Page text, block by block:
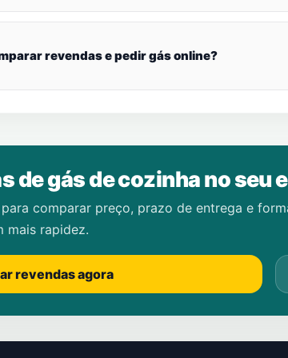
revendas e pedir gás online?
de gás de cozinha no seu
comparar preço, prazo de entrega e
mais rapidez.
revendas agora